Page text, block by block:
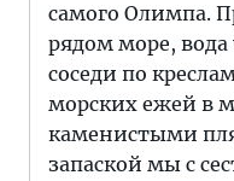
самого Олимпа.
рядом море, вода
соседи по
морских ежей в
каменистыми
запаской мы с